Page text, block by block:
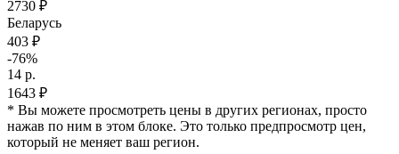
2730 ₽
Беларусь
403 ₽
-76%
14 р.
1643 ₽
* Вы можете просмотреть цены в других регионах, просто
нажав по ним в этом блоке. Это только предпросмотр цен,
который не меняет ваш регион.